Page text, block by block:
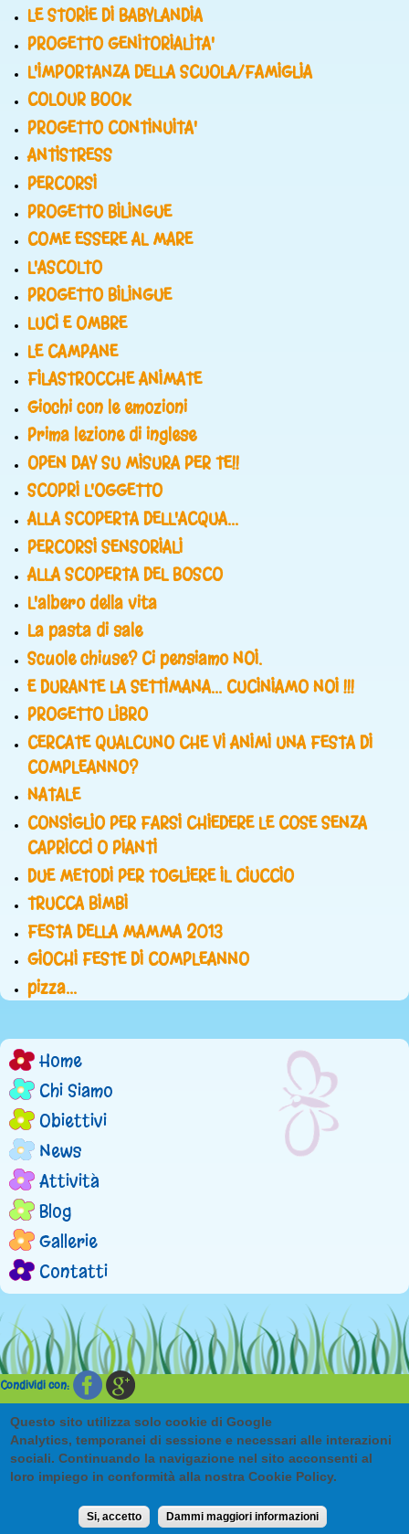
LE STORIE DI BABYLANDIA
PROGETTO GENITORIALITA'
L'IMPORTANZA DELLA SCUOLA/FAMIGLIA
COLOUR BOOK
PROGETTO CONTINUITA'
ANTISTRESS
PERCORSI
PROGETTO BILINGUE
COME ESSERE AL MARE
L'ASCOLTO
PROGETTO BILINGUE
LUCI E OMBRE
LE CAMPANE
FILASTROCCHE ANIMATE
Giochi con le emozioni
Prima lezione di inglese
OPEN DAY SU MISURA PER TE!!
SCOPRI L'OGGETTO
ALLA SCOPERTA DELL'ACQUA...
PERCORSI SENSORIALI
ALLA SCOPERTA DEL BOSCO
L'albero della vita
La pasta di sale
Scuole chiuse? Ci pensiamo NOI.
E DURANTE LA SETTIMANA... CUCINIAMO NOI !!!
PROGETTO LIBRO
CERCATE QUALCUNO CHE VI ANIMI UNA FESTA DI
COMPLEANNO?
NATALE
CONSIGLIO PER FARSI CHIEDERE LE COSE SENZA
CAPRICCI O PIANTI
DUE METODI PER TOGLIERE IL CIUCCIO
TRUCCA BIMBI
FESTA DELLA MAMMA 2013
GIOCHI FESTE DI COMPLEANNO
pizza...
M
e
n
u
p
r
n
c
i
p
Home
Chi Siamo
Obiettivi
News
Attività
Blog
Gallerie
Contatti
Condividi con:
Babylandia di Marchini Veronica & C. sas | p.iva 01694830033
Via Monte Grappa, 9/11 - 28017 - San Maurizio d’Opaglio (NO)
babylandiavm@tiscali.it
Questo sito utilizza solo cookie di Google
Analytics, temporanei di sessione e necessari alle interazioni
sociali. Continuando la navigazione nel sito acconsenti al
loro impiego in conformità alla nostra Cookie Policy.
Si, accetto Dammi maggiori informazioni